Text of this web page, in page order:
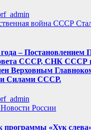
война СССР
года – Постановлением
СССР, СНК
Верховным
Силами СССР.
Новости России
«Хук